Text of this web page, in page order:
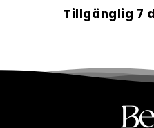
Tillgänglig 7